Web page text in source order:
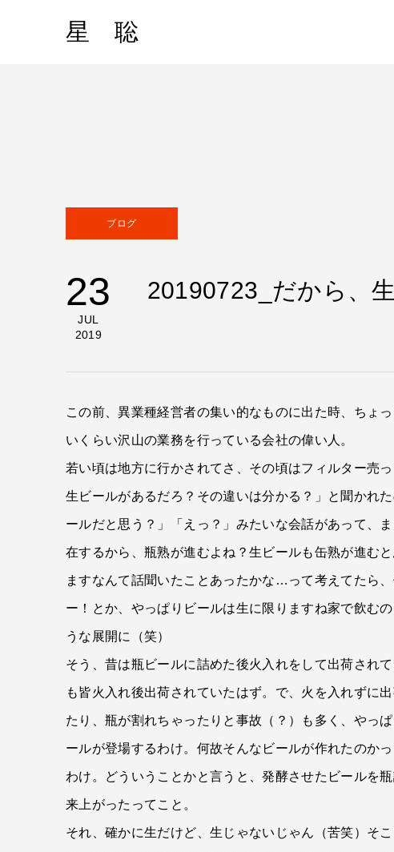
星 聡
ブログ
23
JUL
2019
20190723_だから、
この前、異業種経営者の集い的なものに出た時、ちょ
いくらい沢山の業務を行っている会社の偉い人。
若い頃は地方に行かされてさ、その頃はフィルター売
生ビールがあるだろ？その違いは分かる？」と聞かれ
ールだと思う？」「えっ？」みたいな会話があって、
在するから、瓶熟が進むよね？生ビールも缶熟が進む
ますなんて話聞いたことあったかな…って考えてたら
ー！とか、やっぱりビールは生に限りますね家で飲む
うな展開に（笑）
そう、昔は瓶ビールに詰めた後火入れをして出荷され
も皆火入れ後出荷されていたはず。で、火を入れずに
たり、瓶が割れちゃったりと事故（？）も多く、やっ
ールが登場するわけ。何故そんなビールが作れたのか
わけ。どういうことかと言うと、発酵させたビールを
来上がったってこと。
それ、確かに生だけど、生じゃないじゃん（苦笑）そ